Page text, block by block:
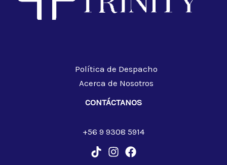
Política de Despacho
Acerca de Nosotros
CONTÁCTANOS
+56 9 9308 5914